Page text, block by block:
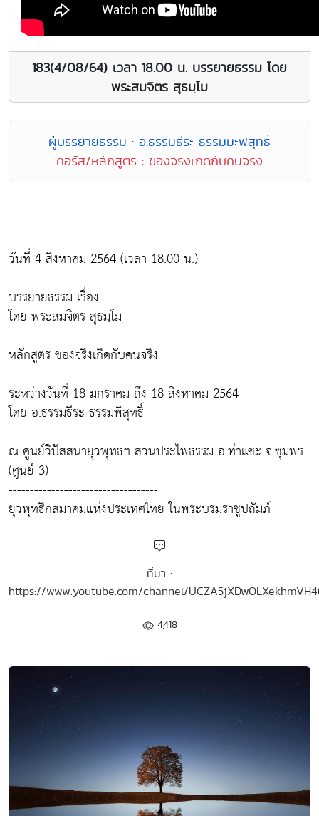
183(4/08/64) เวลา 18.00 น. บรรยายธรรม โดย
พระสมจิตร สุธมฺโม
ผู้บรรยายธรรม : อ.ธรรมธีระ ธรรมมะพิสุทธิ์
คอร์ส/หลักสูตร : ของจริงเกิดกับคนจริง
วันที่ 4 สิงหาคม 2564 (เวลา 18.00 น.)
บรรยายธรรม เรื่อง...
โดย พระสมจิตร สุธมฺโม
หลักสูตร ของจริงเกิดกับคนจริง
ระหว่างวันที่ 18 มกราคม ถึง 18 สิงหาคม 2564
โดย อ.ธรรมธีระ ธรรมพิสุทธิ์
ณ ศูนย์วิปัสสนายุวพุทธฯ สวนประไพธรรม อ.ท่าแซะ จ.ชุมพร
(ศูนย์ 3)
-----------------------------------
ยุวพุทธิกสมาคมแห่งประเทศไทย ในพระบรมราชูปถัมภ์
ที่มา :
https://www.youtube.com/channel/
4,418